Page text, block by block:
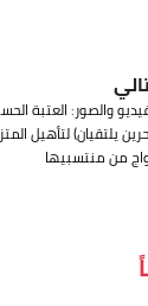
والصور: العتبة
يلتقيان) لتأهيل
من منتسبيها